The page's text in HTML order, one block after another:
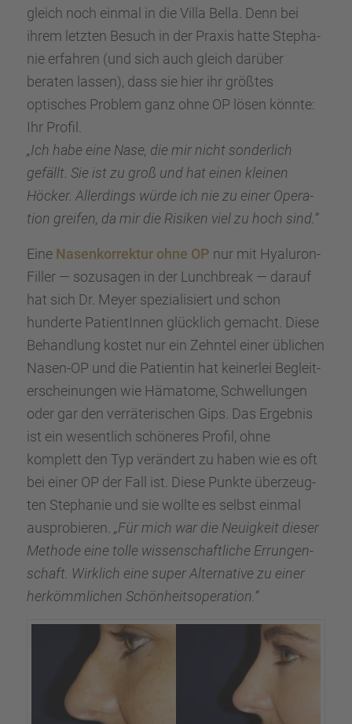
gleich noch einmal in die Villa Bella. Denn bei
ihrem letzten Besuch in der Praxis hatte Stepha­
nie erfah­ren (und sich auch gleich darüber
beraten lassen), dass sie hier ihr größtes
optisches Problem ganz ohne OP lösen könnte:
Ihr Profil.
„Ich habe eine Nase, die mir nicht sonder­lich
gefällt. Sie ist zu groß und hat einen kleinen
Höcker. Aller­dings würde ich nie zu einer Opera­
tion greifen, da mir die Risiken viel zu hoch sind.“
Eine Nasen­kor­rek­tur ohne OP nur mit Hyalu­ron-
Filler — sozusa­gen in der Lunch­break — darauf
hat sich Dr. Meyer spezia­li­siert und schon
hunderte Patien­tIn­nen glück­lich gemacht. Diese
Behand­lung kostet nur ein Zehntel einer üblichen
Nasen-OP und die Patien­tin hat keiner­lei Begleit­
erschei­nun­gen wie Hämatome, Schwel­lun­gen
oder gar den verrä­te­ri­schen Gips. Das Ergeb­nis
ist ein wesent­lich schöne­res Profil, ohne
komplett den Typ verän­dert zu haben wie es oft
bei einer OP der Fall ist. Diese Punkte überzeug­
ten Stepha­nie und sie wollte es selbst einmal
auspro­bie­ren. „Für mich war die Neuig­keit dieser
Methode eine tolle wissen­schaft­li­che Errun­gen­
schaft. Wirklich eine super Alter­na­tive zu einer
herkömm­li­chen Schön­heits­ope­ra­tion.“